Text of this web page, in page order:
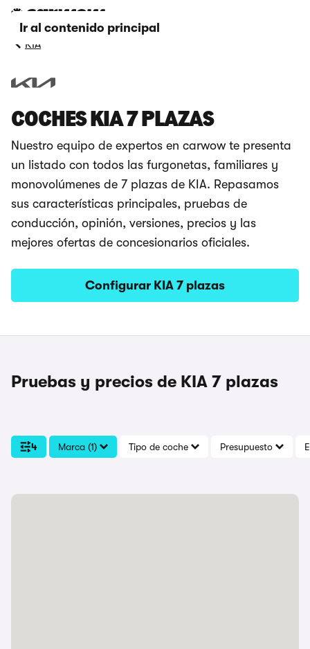
Ir al contenido principal
KIA
COCHES KIA 7 PLAZAS
Nuestro equipo de expertos en carwow te presenta
un listado con todos las furgonetas, familiares y
monovolúmenes de 7 plazas de KIA. Repasamos
sus características principales, pruebas de
conducción, opinión, versiones, precios y las
mejores ofertas de concesionarios oficiales.
Configurar KIA 7 plazas
Pruebas y precios de KIA 7 plazas
4 Marca (1) Tipo de coche Presupuesto